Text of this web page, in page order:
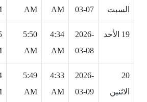
السبت
03-07
AM
AM
19 الأحد
2026-
03-08
4:34
AM
5:50
AM
20
الاثنين
2026-
03-09
4:33
AM
5:49
AM